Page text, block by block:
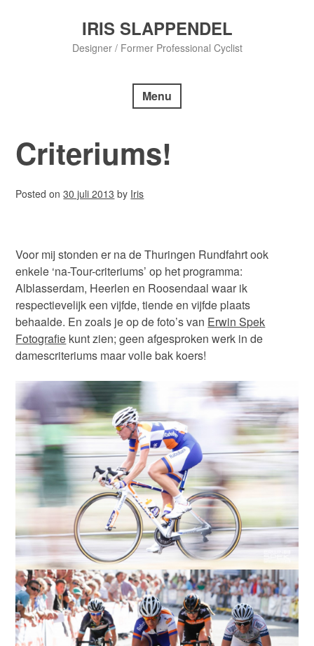
IRIS SLAPPENDEL
Designer / Former Professional Cyclist
Menu
Criteriums!
Posted on30 juli 2013 by Iris
Voor mij stonden er na de Thuringen Rundfahrt ook
enkele ‘na-Tour-criteriums’ op het programma:
Alblasserdam, Heerlen en Roosendaal waar ik
respectievelijk een vijfde, tiende en vijfde plaats
behaalde. En zoals je op de foto’s van Erwin Spek
Fotografie kunt zien; geen afgesproken werk in de
damescriteriums maar volle bak koers!